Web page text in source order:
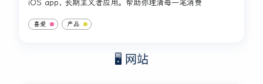
iOS app, 长期主义者应用。帮助你理清每一笔消费
喜爱 产品
🖥️ 网站